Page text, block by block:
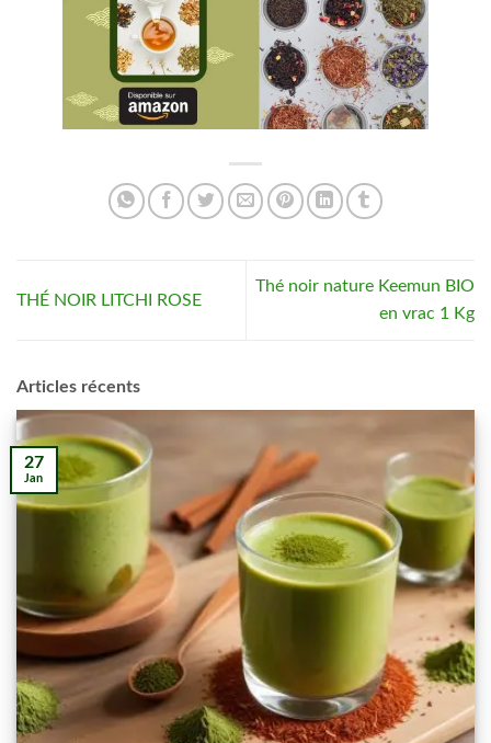
THÉ NOIR LITCHI ROSE
Thé noir nature Keemun BIO
en vrac 1 Kg
Articles récents
27
Jan